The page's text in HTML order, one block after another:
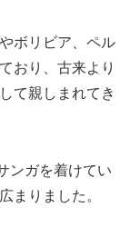
ボリビア、ペル
おり、古来より
て親しまれてき
ンガを着けてい
まりました。